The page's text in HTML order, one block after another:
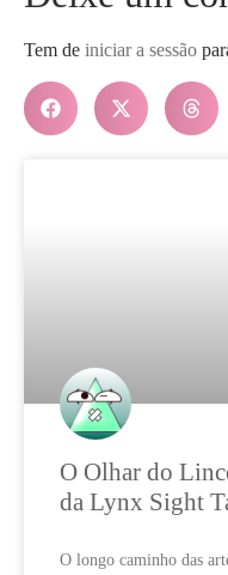
Tem de iniciar a sessão
O Olhar do
da Lynx Sight
O longo caminho das